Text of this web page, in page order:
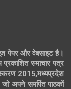
पेपर और वेबसाइट है।
समाचार पत्र
2015,मध्यप्रदेश
अपने समर्पित पाठकों